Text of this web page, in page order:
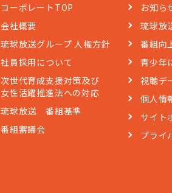
コーポレートTOP
会社概要
琉球放送グループ 人権方針
社員採用について
次世代育成支援対策及び
女性活躍推進法への対応
琉球放送 番組基準
番組審議会
お知ら
琉球放
番組向
青少年
視聴デ
個人情
サイト
プライ